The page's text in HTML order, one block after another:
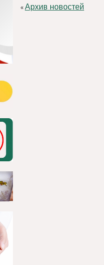
«Архив новостей